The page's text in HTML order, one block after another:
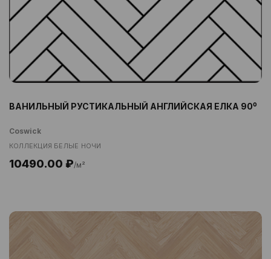
ВАНИЛЬНЫЙ РУСТИКАЛЬНЫЙ АНГЛИЙСКАЯ ЕЛКА 90⁰
Coswick
КОЛЛЕКЦИЯ БЕЛЫЕ НОЧИ
10490.00 ₽/м²